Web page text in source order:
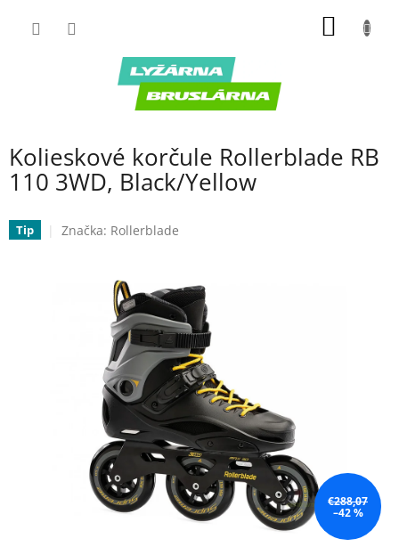
Kolieskové korčule Rollerblade RB
110 3WD, Black/Yellow
Tip Značka: Rollerblade
€288,07
–42 %